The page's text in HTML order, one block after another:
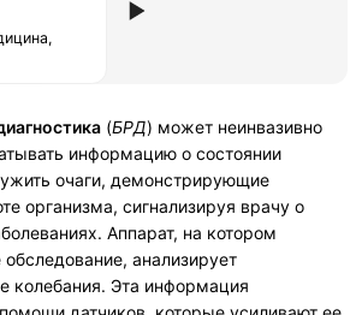
(БРД) может неинвазивно
информацию о состоянии
очаги, демонстрирующие
организма, сигнализируя врачу о
Аппарат, на котором
обследование, анализирует
колебания. Эта информация